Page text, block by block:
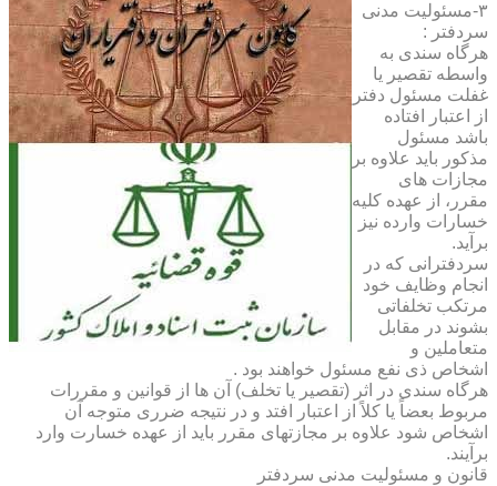
۳-مسئولیت مدنی
سردفتر :
هرگاه سندی به
واسطه تقصیر یا
غفلت مسئول دفتر
از اعتبار افتاده
باشد مسئول
مذکور باید علاوه بر
مجازات های
مقرر، از عهده کلیه
خسارات وارده نیز
برآید.
سردفترانی که در
انجام وظایف خود
مرتکب تخلفاتی
بشوند در مقابل
متعاملین و
اشخاص ذی نفع مسئول خواهند بود .
هرگاه سندی در اثر (تقصیر یا تخلف) آن ها از قوانین و مقررات
مربوط بعضاً یا کلاً از اعتبار افتد و در نتیجه ضرری متوجه آن
اشخاص شود علاوه بر مجازتهای مقرر باید از عهده خسارت وارد
برآیند.
قانون و مسئولیت مدنی سردفتر